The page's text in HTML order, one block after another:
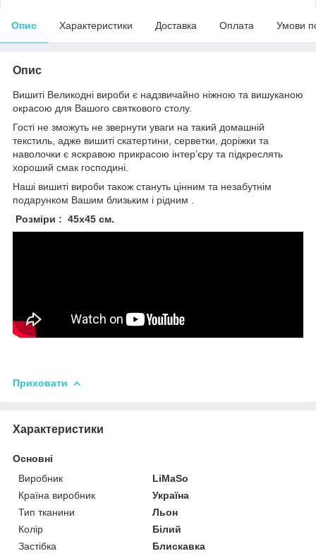
Опис Характеристики Доставка Оплата Умови
Опис
Вишиті Великодні вироби є надзвичайно ніжною та вишуканою
окрасою для Вашого святкового столу.
Гості не зможуть не звернути уваги на такий домашній
текстиль, адже вишиті скатертини, серветки, доріжки та
наволочки є яскравою прикрасою інтер’єру та підкреслять
хороший смак господині.
Наші вишиті вироби також стануть цінним та незабутнім
подарунком Вашим близьким і рідним .
Розміри : 45x45 см.
Приховати
Характеристики
Основні
Виробник
LiMaSo
Країна виробник
Україна
Тип тканини
Льон
Колір
Білий
Застібка
Блискавка